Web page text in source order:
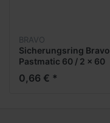
BRAVO
Sicherungsring Bravo
Pastmatic 60 / 2 x 60
0,66 € *